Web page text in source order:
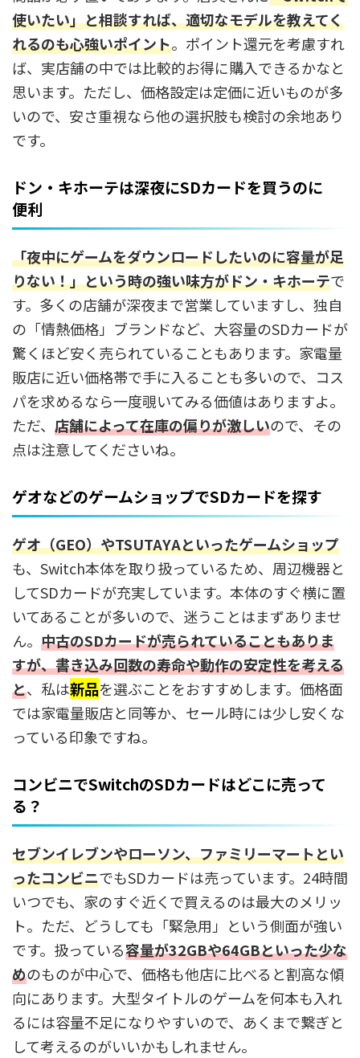
使いたい」と相談すれば、適切なモデルを教えてく
れるのも心強いポイント。ポイント還元を考慮すれ
ば、実店舗の中では比較的お得に購入できるかなと
思います。ただし、価格設定は定価に近いものが多
いので、安さ重視なら他の選択肢も検討の余地あり
です。
ドン・キホーテは深夜にSDカードを買うのに
便利
「夜中にゲームをダウンロードしたいのに容量が足
りない！」という時の強い味方がドン・キホーテで
す。多くの店舗が深夜まで営業していますし、独自
の「情熱価格」ブランドなど、大容量のSDカードが
驚くほど安く売られていることもあります。家電量
販店に近い価格帯で手に入ることも多いので、コス
パを求めるなら一度覗いてみる価値はありますよ。
ただ、 店舗によって在庫の偏りが激しいので、その
点は注意してくださいね。
ゲオなどのゲームショップでSDカードを探す
ゲオ（GEO）やTSUTAYAといったゲームショップ
も、Switch本体を取り扱っているため、周辺機器と
してSDカードが充実しています。本体のすぐ横に置
いてあることが多いので、迷うことはまずありませ
ん。 中古のSDカードが売られていることもありま
すが、書き込み回数の寿命や動作の安定性を考える
と、私は新品を選ぶことをおすすめします。価格面
では家電量販店と同等か、セール時には少し安くな
っている印象ですね。
コンビニでSwitchのSDカードはどこに売って
る？
セブンイレブンやローソン、ファミリーマートとい
ったコンビニでもSDカードは売っています。24時間
いつでも、家のすぐ近くで買えるのは最大のメリッ
ト。ただ、どうしても「緊急用」という側面が強い
です。扱っている容量が32GBや64GBといった少な
めのものが中心で、価格も他店に比べると割高な傾
向にあります。大型タイトルのゲームを何本も入れ
るには容量不足になりやすいので、あくまで繋ぎと
して考えるのがいいかもしれません。